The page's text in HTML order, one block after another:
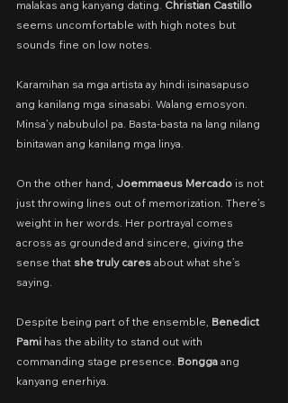
malakas ang kanyang dating. Christian Castillo
seems uncomfortable with high notes but
sounds fine on low notes.
Karamihan sa mga artista ay hindi isinasapuso
ang kanilang mga sinasabi. Walang emosyon.
Minsa’y nabubulol pa. Basta-basta na lang nilang
binitawan ang kanilang mga linya.
On the other hand, Joemmaeus Mercado is not
just throwing lines out of memorization. There’s
weight in her words. Her portrayal comes
across as grounded and sincere, giving the
sense that she truly cares about what she’s
saying.
Despite being part of the ensemble, Benedict
Pami has the ability to stand out with
commanding stage presence. Bongga ang
kanyang enerhiya.